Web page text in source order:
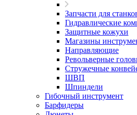
Запчасти для
Гидравлические
Защитные кожухи
Магазины
Направляющие
Револьверные
Стружечные
ШВП
Шпиндели
Гибочный инструмент
Барфидеры